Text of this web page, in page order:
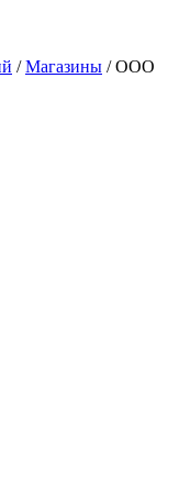
/ Магазины /ООО